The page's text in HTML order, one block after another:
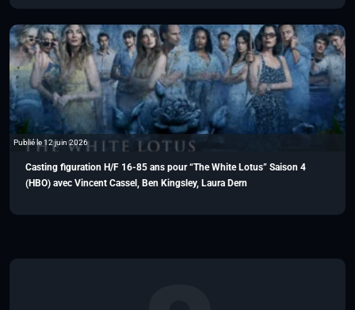
Publié le 12 juin 2026
Casting figuration H/F 16-85 ans pour “The White Lotus” Saison 4
(HBO) avec Vincent Cassel, Ben Kingsley, Laura Dern